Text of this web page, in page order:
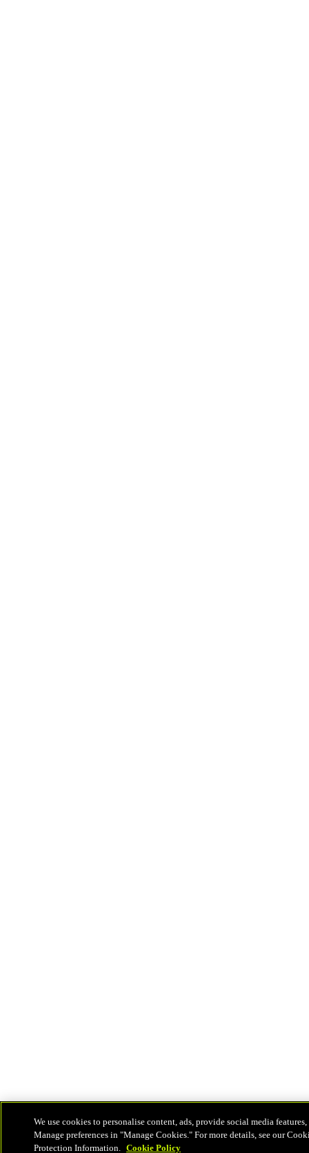
We use cookies to personalise content, ads, provide social media
Manage preferences in "Manage Cookies." For more details, see our
Protection Information. Cookie Policy